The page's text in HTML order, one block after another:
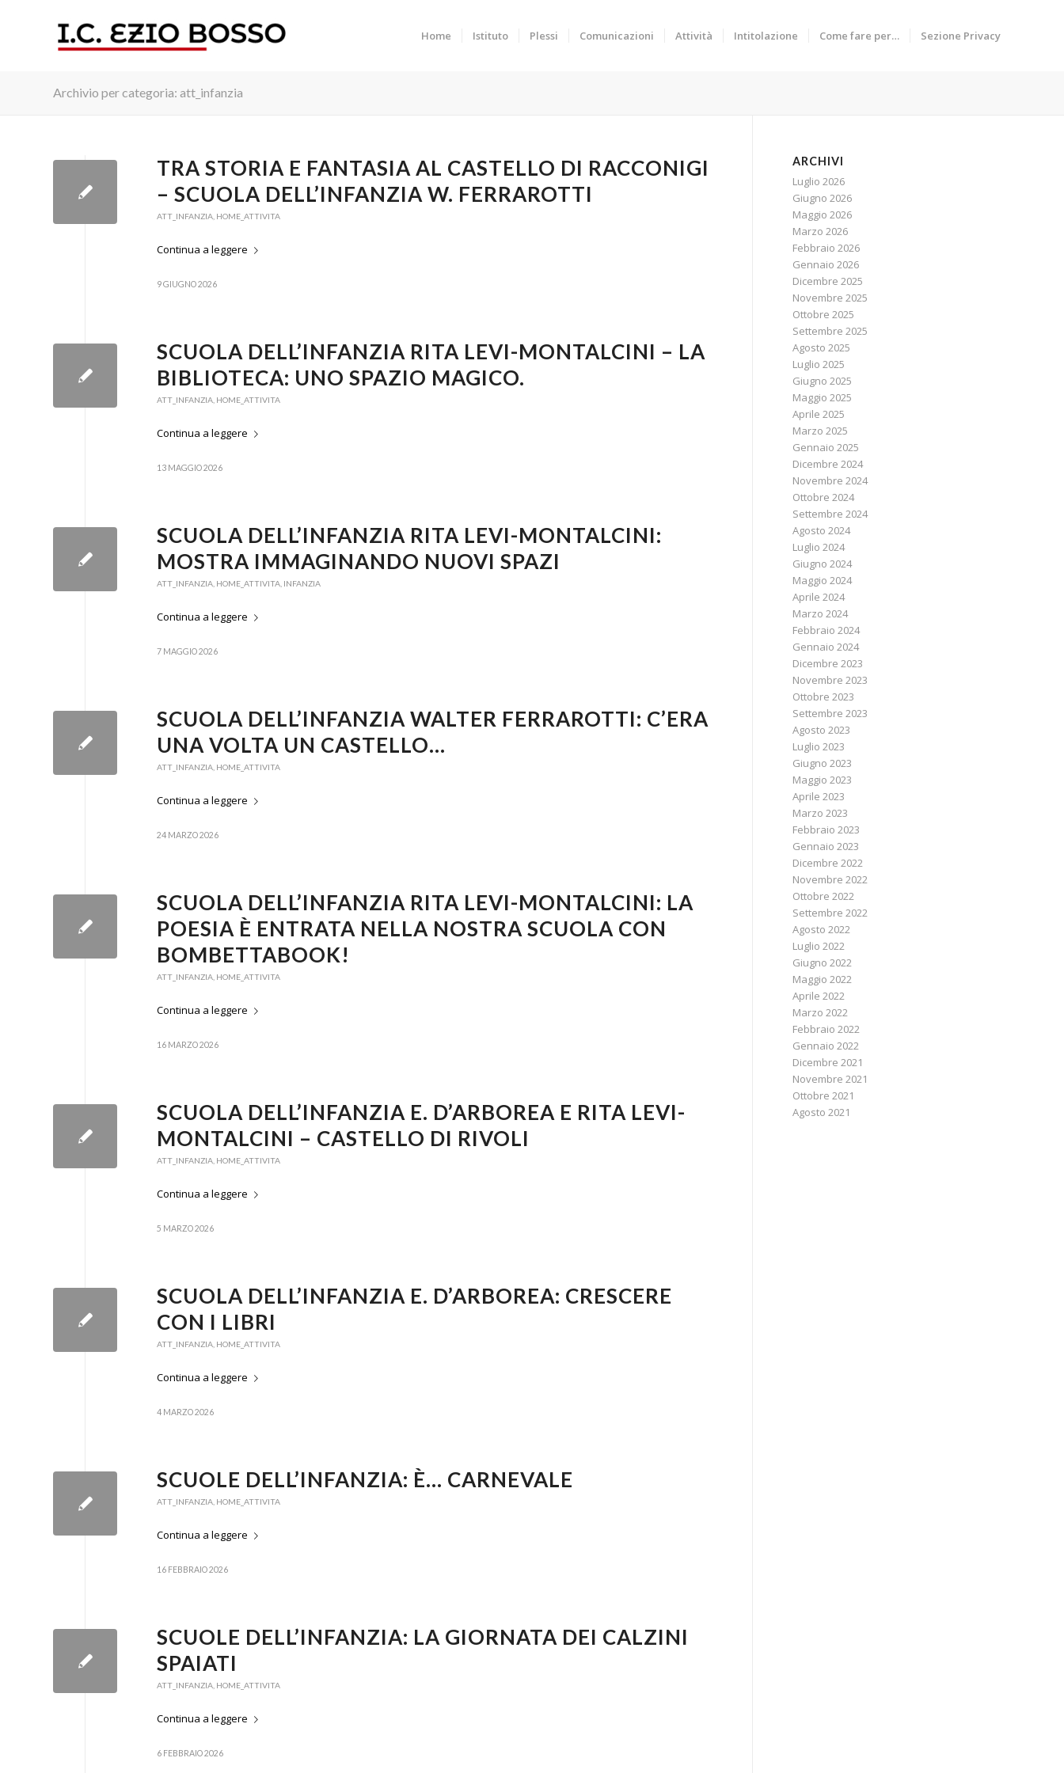
Home Istituto Plessi Comunicazioni Attività Intitolazione Come fare per… Sezione Privacy
Archivio per categoria: att_infanzia
TRA STORIA E FANTASIA AL CASTELLO DI RACCONIGI
– SCUOLA DELL’INFANZIA W. FERRAROTTI
ATT_INFANZIA HOME_ATTIVITA
Continua a leggere
9 GIUGNO 2026
SCUOLA DELL’INFANZIA RITA LEVI-MONTALCINI – LA
BIBLIOTECA: UNO SPAZIO MAGICO.
ATT_INFANZIA HOME_ATTIVITA
Continua a leggere
13 MAGGIO 2026
SCUOLA DELL’INFANZIA RITA LEVI-MONTALCINI:
MOSTRA IMMAGINANDO NUOVI SPAZI
ATT_INFANZIA HOME_ATTIVITA INFANZIA
Continua a leggere
7 MAGGIO 2026
SCUOLA DELL’INFANZIA WALTER FERRAROTTI: C’ERA
UNA VOLTA UN CASTELLO…
ATT_INFANZIA HOME_ATTIVITA
Continua a leggere
24 MARZO 2026
SCUOLA DELL’INFANZIA RITA LEVI-MONTALCINI: LA
POESIA È ENTRATA NELLA NOSTRA SCUOLA CON
BOMBETTABOOK!
ATT_INFANZIA HOME_ATTIVITA
Continua a leggere
16 MARZO 2026
SCUOLA DELL’INFANZIA E. D’ARBOREA E RITA LEVI-
MONTALCINI – CASTELLO DI RIVOLI
ATT_INFANZIA HOME_ATTIVITA
Continua a leggere
5 MARZO 2026
SCUOLA DELL’INFANZIA E. D’ARBOREA: CRESCERE
CON I LIBRI
ATT_INFANZIA HOME_ATTIVITA
Continua a leggere
4 MARZO 2026
SCUOLE DELL’INFANZIA: È… CARNEVALE
ATT_INFANZIA HOME_ATTIVITA
Continua a leggere
16 FEBBRAIO 2026
SCUOLE DELL’INFANZIA: LA GIORNATA DEI CALZINI
SPAIATI
ATT_INFANZIA HOME_ATTIVITA
Continua a leggere
6 FEBBRAIO 2026
ARCHIVI
Luglio 2026
Giugno 2026
Maggio 2026
Marzo 2026
Febbraio 2026
Gennaio 2026
Dicembre 2025
Novembre 2025
Ottobre 2025
Settembre 2025
Agosto 2025
Luglio 2025
Giugno 2025
Maggio 2025
Aprile 2025
Marzo 2025
Gennaio 2025
Dicembre 2024
Novembre 2024
Ottobre 2024
Settembre 2024
Agosto 2024
Luglio 2024
Giugno 2024
Maggio 2024
Aprile 2024
Marzo 2024
Febbraio 2024
Gennaio 2024
Dicembre 2023
Novembre 2023
Ottobre 2023
Settembre 2023
Agosto 2023
Luglio 2023
Giugno 2023
Maggio 2023
Aprile 2023
Marzo 2023
Febbraio 2023
Gennaio 2023
Dicembre 2022
Novembre 2022
Ottobre 2022
Settembre 2022
Agosto 2022
Luglio 2022
Giugno 2022
Maggio 2022
Aprile 2022
Marzo 2022
Febbraio 2022
Gennaio 2022
Dicembre 2021
Novembre 2021
Ottobre 2021
Agosto 2021